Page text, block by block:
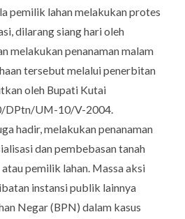
pemilik lahan melakukan protes
dilarang siang hari oleh
melakukan penanaman malam
tersebut melalui penerbitan
oleh Bupati Kutai
DPtn/UM-10/V-2004.
hadir, melakukan penanaman
dan pembebasan tanah
pemilik lahan. Massa aksi
instansi publik lainnya
Negar (BPN) dalam kasus